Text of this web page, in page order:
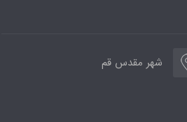
شهر مقدس قم